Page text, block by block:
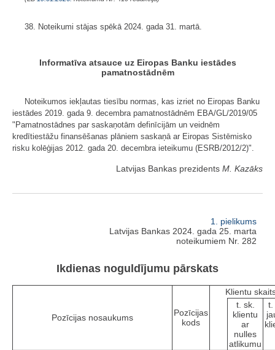
38. Noteikumi stājas spēkā 2024. gada 31. martā.
Informatīva atsauce uz Eiropas Banku iestādes
pamatnostādnēm
Noteikumos iekļautas tiesību normas, kas izriet no Eiropas Banku
iestādes 2019. gada 9. decembra pamatnostādnēm EBA/GL/2019/05
"Pamatnostādnes par saskaņotām definīcijām un veidnēm
kredītiestāžu finansēšanas plāniem saskaņā ar Eiropas Sistēmisko
risku kolēģijas 2012. gada 20. decembra ieteikumu (ESRB/2012/2)".
Latvijas Bankas prezidents M. Kazāks
1. pielikums
Latvijas Bankas 2024. gada 25. marta
noteikumiem Nr. 282
Ikdienas noguldījumu pārskats
Pozīcijas nosaukums
Pozīcijas
kods
Klientu
t. sk.
klientu
ar
nulles
atlikumu
t.